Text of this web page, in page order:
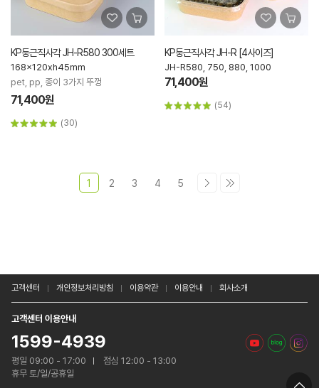
KP둥근직사각 JH-R580 300세트
168x120xh45mm
pet, pp, 종이 3가지 뚜껑
71,400원
(30)
KP둥근직사각 JH-R [4사이즈]
JH-R580, 750, 880, 1000
71,400원
(54)
1 2 3 4 5
고객센터 개인정보처리방침 이용약관 이용안내 회사소개
고객센터 이용안내
1599-4939
평일 09:00 - 17:00
점심 12:00 - 13:00
휴무 토/일/공휴일